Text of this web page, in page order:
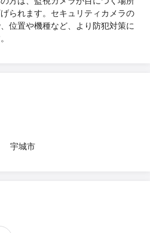
られます。セキュリティカメラの
位置や機種など、より防犯対策に
宇城市